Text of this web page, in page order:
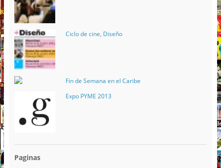
Ciclo de cine, Diseño
Fin de Semana en el Caribe
Expo PYME 2013
Paginas